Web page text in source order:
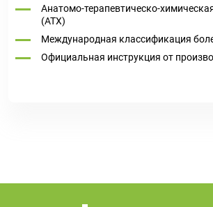
Анатомо-терапевтическо-
(ATX)
Международная классификация
Официальная инструкция от